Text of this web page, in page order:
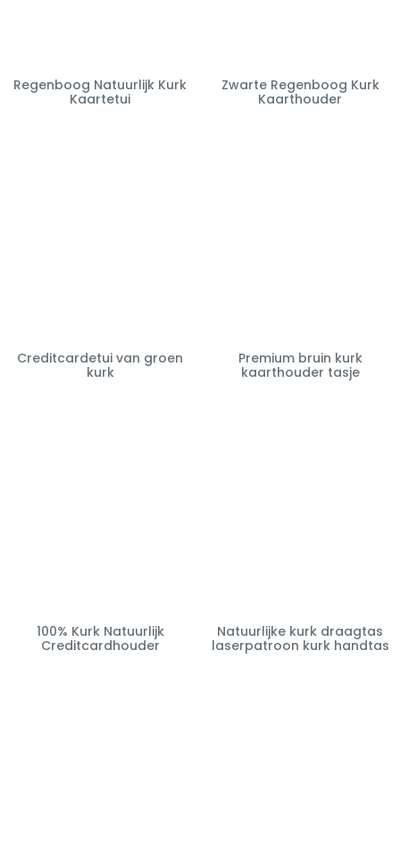
Regenboog Natuurlijk Kurk
Kaartetui
Zwarte Regenboog Kurk
Kaarthouder
Creditcardetui van groen
kurk
Premium bruin kurk
kaarthouder tasje
100% Kurk Natuurlijk
Creditcardhouder
Natuurlijke kurk draagtas
laserpatroon kurk handtas